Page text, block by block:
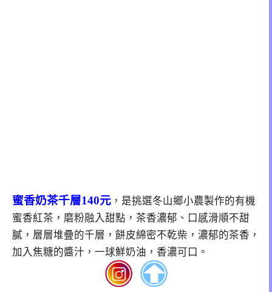
蜜香奶茶千層140元 ，是挑選冬山鄉小農製作的有機
蜜香紅茶，磨粉融入甜點，茶香濃郁、口感滑順不甜
膩，層層堆疊的千層，餅皮綿密不乾柴，濃郁的茶香，
加入焦糖的醬汁，一球鮮奶油，香濃可口。